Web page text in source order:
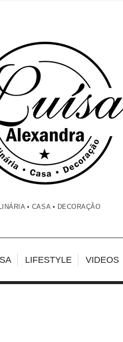
• CASA • DECORAÇÃO
LIFESTYLE VIDEOS